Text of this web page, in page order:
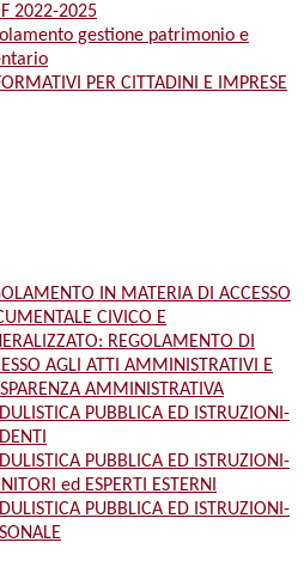
2022-2025
gestione patrimonio e
PER CITTADINI E IMPRESE
IN MATERIA DI ACCESSO
CIVICO E
REGOLAMENTO DI
AGLI ATTI AMMINISTRATIVI E
AMMINISTRATIVA
PUBBLICA ED ISTRUZIONI-
PUBBLICA ED ISTRUZIONI-
ed ESPERTI ESTERNI
PUBBLICA ED ISTRUZIONI-